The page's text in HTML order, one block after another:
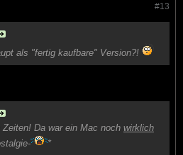
#13
als "fertig kaufbare" Version?!
Da war ein Mac noch wirklich
*